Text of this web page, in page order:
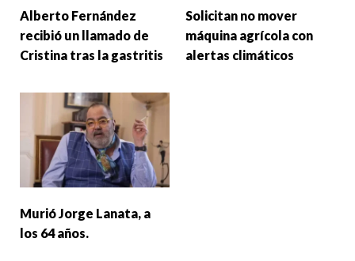
Alberto Fernández
recibió un llamado de
Cristina tras la gastritis
Solicitan no mover
máquina agrícola con
alertas climáticos
Murió Jorge Lanata, a
los 64 años.